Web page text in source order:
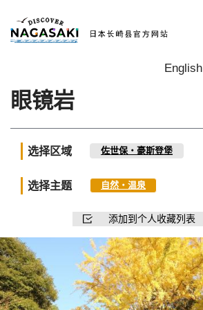
English
眼镜岩
选择区域 佐世保・豪斯登堡
选择主题 自然・温泉
添加到个人收藏列表